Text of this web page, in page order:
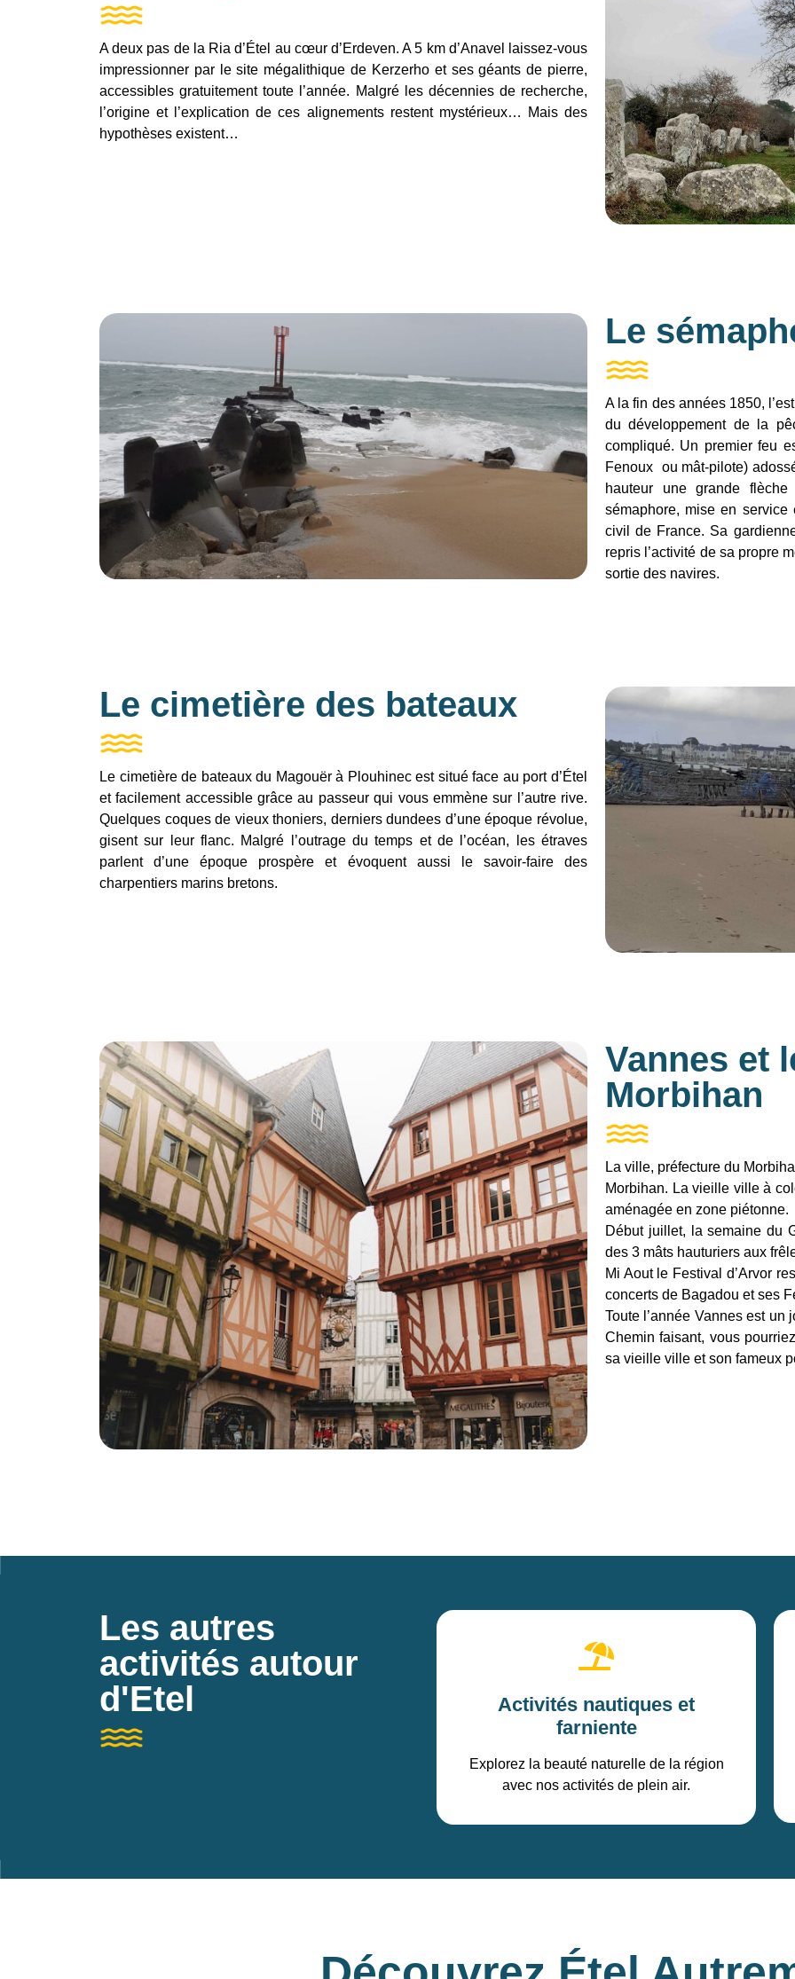
A deux pas de la Ria d’Étel au cœur d’Erdeven. A 5 km d’Anavel laissez-vous
impressionner par le site mégalithique de Kerzerho et ses géants de pierre,
accessibles gratuitement toute l’année. Malgré les décennies de recherche,
l’origine et l’explication de ces alignements restent mystérieux… Mais des
hypothèses existent…
Le
A la fin des années 1850,
du développement de la
compliqué. Un premier feu
Fenoux ou mât-pilote)
hauteur une grande
sémaphore, mise en
civil de France. Sa
repris l’activité de sa propre
sortie des navires.
Le cimetière des bateaux
Le cimetière de bateaux du Magouër à Plouhinec est situé face au port d’Étel
et facilement accessible grâce au passeur qui vous emmène sur l’autre rive.
Quelques coques de vieux thoniers, derniers dundees d’une époque révolue,
gisent sur leur flanc. Malgré l’outrage du temps et de l’océan, les étraves
parlent d’une époque prospère et évoquent aussi le savoir-faire des
charpentiers marins bretons.
Vannes et
Morbihan
La ville, préfecture du
Morbihan. La vieille ville à
aménagée en zone piétonne.
Début juillet, la semaine du
des 3 mâts hauturiers aux
Mi Aout le Festival d’Arvor
concerts de Bagadou et ses
Toute l’année Vannes est
Chemin faisant, vous
sa vieille ville et son fameux
Les autres
activités autour
d'Etel
Activités nautiques et
farniente
Explorez la beauté naturelle de la région
avec nos activités de plein air.